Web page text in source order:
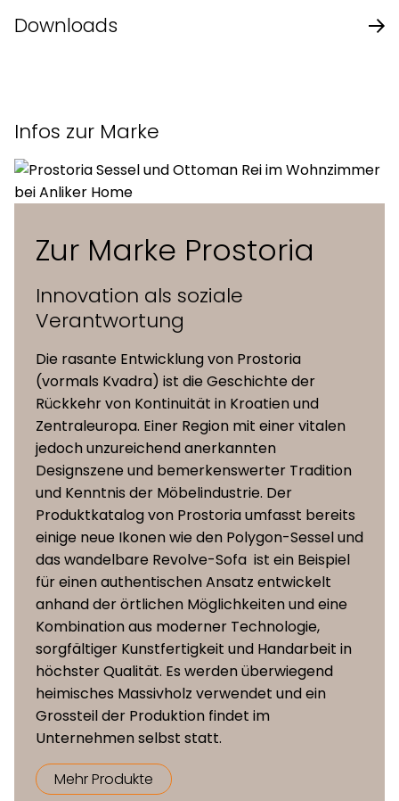
Sitz und
Rückenlehne
Inox-Latten, pulverbeschichtet
Inox-Rohr (16 mm Durchmesser)
mit Pulverbschichtung
Wasserfester Stoff (abnehmbar)
Downloads
Infos zur Marke
Zur Marke Prostoria
Innovation als soziale
Verantwortung
Die rasante Entwicklung von Prostoria
(vormals Kvadra) ist die Geschichte der
Rückkehr von Kontinuität in Kroatien und
Zentraleuropa. Einer Region mit einer vitalen
jedoch unzureichend anerkannten
Designszene und bemerkenswerter Tradition
und Kenntnis der Möbelindustrie. Der
Produktkatalog von Prostoria umfasst bereits
einige neue Ikonen wie den Polygon-Sessel und
das wandelbare Revolve-Sofa ist ein Beispiel
für einen authentischen Ansatz entwickelt
anhand der örtlichen Möglichkeiten und eine
Kombination aus moderner Technologie,
sorgfältiger Kunstfertigkeit und Handarbeit in
höchster Qualität. Es werden überwiegend
heimisches Massivholz verwendet und ein
Grossteil der Produktion findet im
Unternehmen selbst statt.
Mehr Produkte